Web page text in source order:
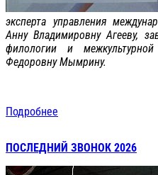
эксперта управления
Анну Владимировну Агееву,
филологии и
Федоровну Мымрину.
Подробнее
ПОСЛЕДНИЙ ЗВОНОК 2026